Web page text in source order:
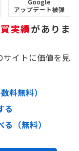
実績がありま
サイトに価値を見
料無料）
る
（無料）